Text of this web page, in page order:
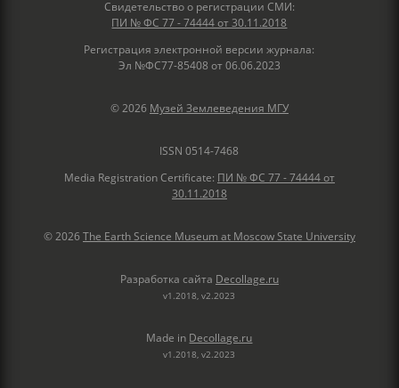
Свидетельство о регистрации СМИ:
ПИ № ФС 77 - 74444 от 30.11.2018
Регистрация электронной версии журнала:
Эл №ФС77-85408 от 06.06.2023
© 2026 Музей Землеведения МГУ
ISSN 0514-7468
Media Registration Certificate: ПИ № ФС 77 - 74444 от
30.11.2018
© 2026 The Earth Science Museum at Moscow State University
Разработка сайта Decollage.ru
v1.2018, v2.2023
Made in Decollage.ru
v1.2018, v2.2023